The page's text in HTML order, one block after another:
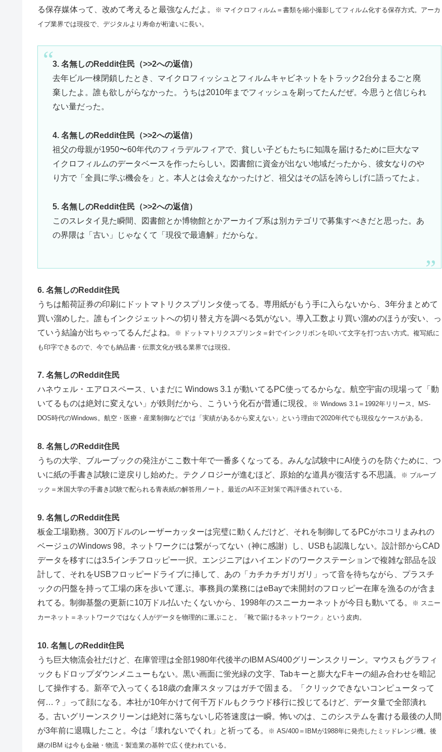
る保存媒体って、改めて考えると最強なんだよ。
※ マイクロフィルム＝書類を縮小撮影してフィルム化する保存方式。アーカ
イブ業界では現役で、デジタルより寿命が桁違いに長い。
3. 名無しのReddit住民（>>2への返信）
去年ビル一棟閉鎖したとき、マイクロフィッシュとフィルムキャビネットをトラック2台分まるごと廃
棄したよ。誰も欲しがらなかった。うちは2010年までフィッシュを刷ってたんだぜ。今思うと信じられ
ない量だった。
4. 名無しのReddit住民（>>2への返信）
祖父の母親が1950〜60年代のフィラデルフィアで、貧しい子どもたちに知識を届けるために巨大なマ
イクロフィルムのデータベースを作ったらしい。図書館に資金が出ない地域だったから、彼女なりのや
り方で「全員に学ぶ機会を」と。本人とは会えなかったけど、祖父はその話を誇らしげに語ってたよ。
5. 名無しのReddit住民（>>2への返信）
このスレタイ見た瞬間、図書館とか博物館とかアーカイブ系は別カテゴリで募集すべきだと思った。あ
の界隈は「古い」じゃなくて「現役で最適解」だからな。
6. 名無しのReddit住民
うちは船荷証券の印刷にドットマトリクスプリンタ使ってる。専用紙がもう手に入らないから、3年分まとめて
買い溜めした。誰もインクジェットへの切り替え方を調べる気がない。導入工数より買い溜めのほうが安い、っ
ていう結論が出ちゃってるんだよね。
※ ドットマトリクスプリンタ＝針でインクリボンを叩いて文字を打つ古い方式。複写紙に
も印字できるので、今でも納品書・伝票文化が残る業界では現役。
7. 名無しのReddit住民
ハネウェル・エアロスペース、いまだに Windows 3.1 が動いてるPC使ってるからな。航空宇宙の現場って「動
いてるものは絶対に変えない」が鉄則だから、こういう化石が普通に現役。
※ Windows 3.1＝1992年リリース。MS-
DOS時代のWindows。航空・医療・産業制御などでは「実績があるから変えない」という理由で2020年代でも現役なケースがある。
8. 名無しのReddit住民
うちの大学、ブルーブックの発注がここ数十年で一番多くなってる。みんな試験中にAI使うのを防ぐために、つ
いに紙の手書き試験に逆戻りし始めた。テクノロジーが進むほど、原始的な道具が復活する不思議。
※ ブルーブ
ック＝米国大学の手書き試験で配られる青表紙の解答用ノート。最近のAI不正対策で再評価されている。
9. 名無しのReddit住民
板金工場勤務。300万ドルのレーザーカッターは完璧に動くんだけど、それを制御してるPCがホコリまみれの
ベージュのWindows 98。ネットワークには繋がってない（神に感謝）し、USBも認識しない。設計部からCAD
データを移すには3.5インチフロッピー一択。エンジニアはハイエンドのワークステーションで複雑な部品を設
計して、それをUSBフロッピードライブに挿して、あの「カチカチガリガリ」って音を待ちながら、プラスチ
ックの円盤を持って工場の床を歩いて運ぶ。事務員の業務にはeBayで未開封のフロッピー在庫を漁るのが含ま
れてる。制御基盤の更新に10万ドル払いたくないから、1998年のスニーカーネットが今日も動いてる。
※ スニー
カーネット＝ネットワークではなく人がデータを物理的に運ぶこと。「靴で届けるネットワーク」という皮肉。
10. 名無しのReddit住民
うち巨大物流会社だけど、在庫管理は全部1980年代後半のIBM AS/400グリーンスクリーン。マウスもグラフィ
ックもドロップダウンメニューもない。黒い画面に蛍光緑の文字、Tabキーと膨大なFキーの組み合わせを暗記
して操作する。新卒で入ってくる18歳の倉庫スタッフはガチで固まる。「クリックできないコンピュータって
何…？」って顔になる。本社が10年かけて何千万ドルもクラウド移行に投じてるけど、データ量で全部潰れ
る。古いグリーンスクリーンは絶対に落ちないし応答速度は一瞬。怖いのは、このシステムを書ける最後の人間
が3年前に退職したこと。今は「壊れないでくれ」と祈ってる。
※ AS/400＝IBMが1988年に発売したミッドレンジ機。後
継のIBM iは今も金融・物流・製造業の基幹で広く使われている。